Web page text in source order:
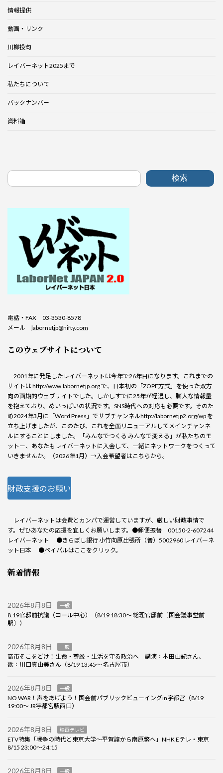
情報提供
動画・リンク
川柳投句
レイバーネット2025まで
私たちについて
バックナンバー
資料箱
検索
電話・FAX 03-3530-8578
メール labornetjp@nifty.com
このウェブサイトについて
2001年に発足したレイバーネットは今年で26年目になります。これまでの
サイトはhttp://www.labornetjp.orgで、日本初の「ZOPE方式」を使った双方
向の画期的ウェブサイトでした。しかしすでに25年が経過し、膨大な情報量
を抱えており、めいっぱいの状況です。SNS時代への対応も必要です。そのた
め2024年3月に「Word Press」でサブチャンネルhttp://labornetjp2.org/wp を
立ち上げましたが、このたび、これを全面リニューアルしてメインチャンネ
ルにすることにしました。「みんなでつくる みんなで変える」が私たちのモ
ットー、あなたもレイバーネットに入会して、一緒にネットワークをつくって
いきませんか。（2026年1月）→入会希望者はこちらから。
財政支援のお願い
レイバーネットは会費とカンパで運営していますが、厳しい財政事情で
す。ぜひあなたの応援を宜しくお願いします。●郵便振替 00150-2-607244
レイバーネット ●きらぼし銀行 小竹向原出張所（普）5002960 レイバーネ
ット日本 ●ペイパルはここをクリック。
新着情報
2026年8月8日 一般
8.19官邸前抗議（コール中心）（8/19 18:30～ 総理官邸前〔国会議事堂前
駅〕）
2026年8月8日 一般
高市そこをどけ！生命・尊厳・生活を守る政治へ 講演：本田由紀さん、
歌：川口真由美さん（8/19 13:45～ 名古屋市）
2026年8月8日 一般
NO WAR！声をあげよう！国会前パブリックビューイングin宇都宮（8/19
19:00～ JR宇都宮駅西口）
2026年8月8日 映画テレビ
ETV特集「戦争の時代と東京大学～平賀譲から南原繁へ」NHK Eテレ・東京
8/15 23:00～24:15
2026年8月8日 一般